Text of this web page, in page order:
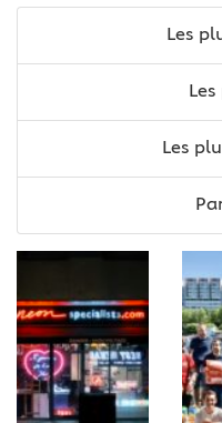
Les
Les